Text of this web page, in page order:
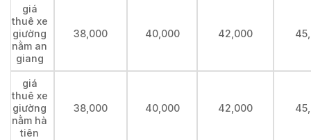
giá
thuê xe
giường
nằm an
giang
38,000 40,000 42,000
giá
thuê xe
giường
nằm hà
tiên
38,000 40,000 42,000